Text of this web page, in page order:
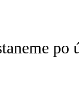
po